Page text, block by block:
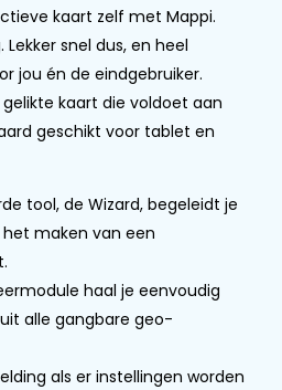
kaart zelf met Mappi.
snel dus, en heel
jou én de eindgebruiker.
gelikte kaart die voldoet aan
geschikt voor tablet en
tool, de Wizard, begeleidt je
maken van een
haal je eenvoudig
alle gangbare geo-
als er instellingen worden